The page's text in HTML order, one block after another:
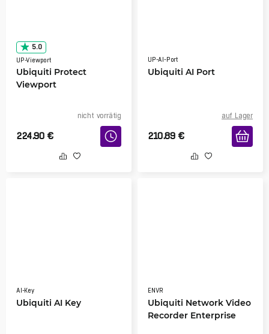
5.0
UP-Viewport
Ubiquiti Protect
Viewport
nicht vorrätig
224.90 €
UP-AI-Port
Ubiquiti AI Port
auf Lager
210.89 €
AI-Key
Ubiquiti AI Key
ENVR
Ubiquiti Network Video
Recorder Enterprise